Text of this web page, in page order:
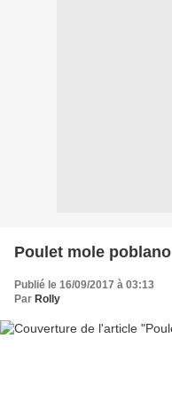
Poulet mole poblano
Publié le 16/09/2017 à 03:13
Par Rolly